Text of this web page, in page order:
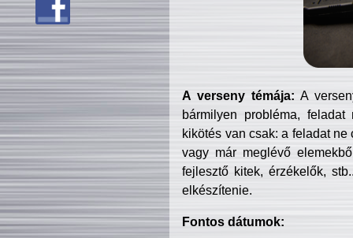
A verseny témája: A
bármilyen probléma, feladat
kikötés van csak: a feladat
vagy már meglévő
fejlesztő kitek, érzékelők,
elkészítenie.
Fontos dátumok: